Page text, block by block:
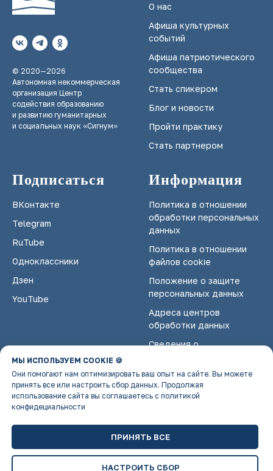
© 2020—2026
Автономная некоммерческая
организация Центр
содействия образованию
и развитию гуманитарных
и социальных наук «Сигнум»
О нас
Афиша культурных
событий
Афиша патриотического
сообщества
Стать спикером
Блог и новости
Пройти практику
Стать партнером
Подписаться
ВКонтакте
Telegram
RuTube
Одноклассники
Дзен
YouTube
Информация
Политика в отношении
обработки персональных
данных
Политика в отношении
файлов cookie
Положение о защите
персональных данных
Адреса центров
обработки данных
Сведения о
организации
МЫ ИСПОЛЬЗУЕМ COOKIE 🍪
Они помогают нам оптимизировать ваш опыт на сайте. Вы можете
принять все или настроить сбор данных. Продолжая
использование сайта вы соглашаетесь с политикой
конфидециальности
ПРИНЯТЬ ВСЕ
НАСТРОИТЬ СБОР